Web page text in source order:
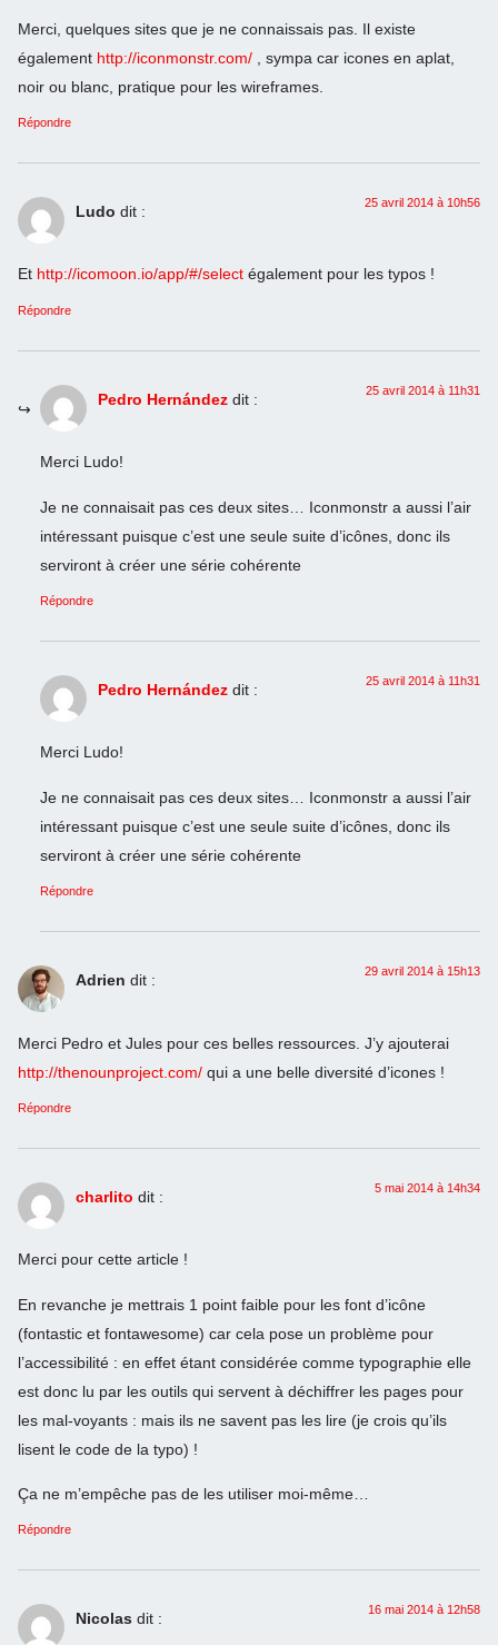
Merci, quelques sites que je ne connaissais pas. Il existe
également http://iconmonstr.com/ , sympa car icones en aplat,
noir ou blanc, pratique pour les wireframes.
Répondre
Ludo dit : 25 avril 2014 à 10h56
Et http://icomoon.io/app/#/select également pour les typos !
Répondre
Pedro Hernández dit : 25 avril 2014 à 11h31
Merci Ludo!
Je ne connaisait pas ces deux sites… Iconmonstr a aussi l’air
intéressant puisque c’est une seule suite d’icônes, donc ils
serviront à créer une série cohérente
Répondre
Pedro Hernández dit : 25 avril 2014 à 11h31
Merci Ludo!
Je ne connaisait pas ces deux sites… Iconmonstr a aussi l’air
intéressant puisque c’est une seule suite d’icônes, donc ils
serviront à créer une série cohérente
Répondre
Adrien dit : 29 avril 2014 à 15h13
Merci Pedro et Jules pour ces belles ressources. J’y ajouterai
http://thenounproject.com/ qui a une belle diversité d’icones !
Répondre
charlito dit : 5 mai 2014 à 14h34
Merci pour cette article !
En revanche je mettrais 1 point faible pour les font d’icône
(fontastic et fontawesome) car cela pose un problème pour
l’accessibilité : en effet étant considérée comme typographie elle
est donc lu par les outils qui servent à déchiffrer les pages pour
les mal-voyants : mais ils ne savent pas les lire (je crois qu’ils
lisent le code de la typo) !
Ça ne m’empêche pas de les utiliser moi-même…
Répondre
Nicolas dit : 16 mai 2014 à 12h58